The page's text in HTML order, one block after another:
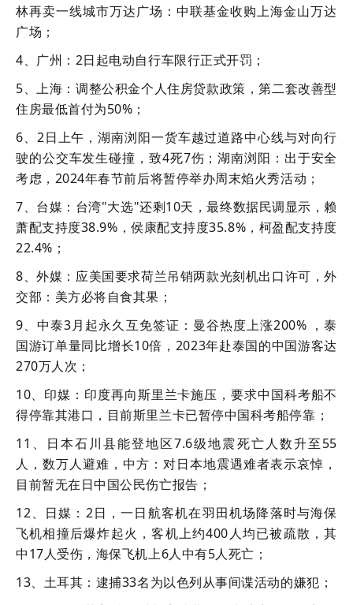
林再卖一线城市万达广场：中联基金收购上海金山万达
广场；
4、广州：2日起电动自行车限行正式开罚；
5、上海：调整公积金个人住房贷款政策，第二套改善型
住房最低首付为50%；
6、2日上午，湖南浏阳一货车越过道路中心线与对向行
驶的公交车发生碰撞，致4死7伤；湖南浏阳：出于安全
考虑，2024年春节前后将暂停举办周末焰火秀活动；
7、台媒：台湾"大选"还剩10天，最终数据民调显示，赖
萧配支持度38.9%，侯康配支持度35.8%，柯盈配支持度
22.4%；
8、外媒：应美国要求荷兰吊销两款光刻机出口许可，外
交部：美方必将自食其果；
9、中泰3月起永久互免签证：曼谷热度上涨200% ，泰
国游订单量同比增长10倍，2023年赴泰国的中国游客达
270万人次；
10、印媒：印度再向斯里兰卡施压，要求中国科考船不
得停靠其港口，目前斯里兰卡已暂停中国科考船停靠；
11、日本石川县能登地区7.6级地震死亡人数升至55
人，数万人避难，中方：对日本地震遇难者表示哀悼，
目前暂无在日中国公民伤亡报告；
12、日媒：2日，一日航客机在羽田机场降落时与海保
飞机相撞后爆炸起火，客机上约400人均已被疏散，其
中17人受伤，海保飞机上6人中有5人死亡；
13、土耳其：逮捕33名为以色列从事间谍活动的嫌犯；